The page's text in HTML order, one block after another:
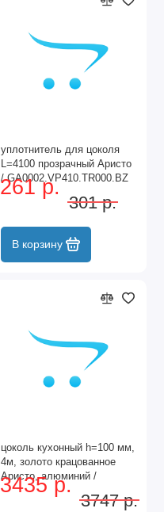
уплотнитель для цоколя
L=4100 прозрачный Аристо
/ GA0002.VP410.TR000.BZ
261 р.
301 р.
В корзину
цоколь кухонный h=100 мм,
4м, золото крацованное
Аристо, алюминий /
GA0842.VP410.GLBAN.CJ
3435 р.
3747 р.